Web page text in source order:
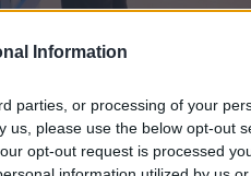
Information
parties, or processing of your
us, please use the below opt-out
opt-out request is processed
Θεάτρου
γίνονται πράξη με